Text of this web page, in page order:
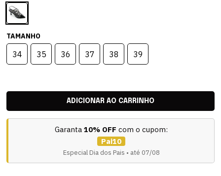
TAMANHO
34 35 36 37 38 39
Garanta 10% OFF com o cupom:
Pai10
Especial Dia dos Pais • até 07/08